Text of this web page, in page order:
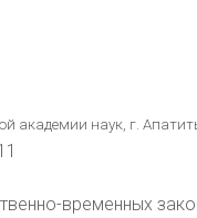
академии наук, г.
временных